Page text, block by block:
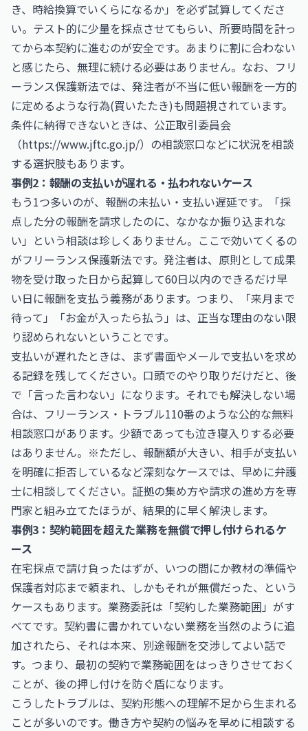
き、時給換算でいくらになるか」を必ず試算してくださ
い。テスト的に少量を採点させてもらい、所要時間を計っ
てから本契約に進むのが安全です。あまりに割に合わない
と感じたら、無理に続ける必要はありません。なお、フリ
ーランス保護新法では、発注者が不当に低い報酬を一方的
に定めるような行為(買いたたき)も問題視されています。
条件に納得できないときは、公正取引委員会
（https://www.jftc.go.jp/）の相談窓口などに状況を相談
する選択肢もあります。
事例2：報酬の支払いが遅れる・払われないケース
もう1つ多いのが、報酬の未払い・支払い遅延です。「採
点した分の報酬を請求したのに、なかなか振り込まれな
い」という相談は珍しくありません。ここで効いてくるの
がフリーランス保護新法です。発注者は、原則として成果
物を受け取った日から起算して60日以内のできるだけ早
い日に報酬を支払う義務があります。つまり、「来月まで
待って」「お金が入ったら払う」は、正当な理由のない限
り認められないということです。
支払いが遅れたときは、まず書面やメールで支払いを求め
る記録を残してください。口頭でのやり取りだけだと、後
で「言った言わない」になります。それでも解決しない場
合は、フリーランス・トラブル110番のような公的な無料
相談窓口があります。少額であっても泣き寝入りする必要
はありません。※ただし、報酬額が大きい、相手が支払い
を明確に拒否しているなど深刻なケースでは、早めに弁護
士に相談してください。証拠の集め方や請求の進め方を専
門家と組み立てたほうが、結果的に早く解決します。
事例3：契約範囲を超えた業務を無償で押し付けられるケ
ース
在宅採点で請け負ったはずが、いつの間にか教材の準備や
保護者対応まで頼まれ、しかもそれが無償だった、という
ケースもあります。業務委託は「契約した業務範囲」がす
べてです。契約書に書かれていない業務を当然のように追
加されたら、それは本来、別途報酬を交渉してよい話で
す。つまり、最初の契約で業務範囲をはっきりさせておく
ことが、後の押し付けを防ぐ盾になります。
こうしたトラブルは、契約形態への理解不足から生まれる
ことが多いのです。働き方や契約の悩みを早めに相談する